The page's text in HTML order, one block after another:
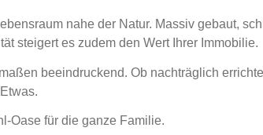
nahe der Natur. Massiv gebaut,
steigert es zudem den Wert Ihrer Immobilie.
beeindruckend. Ob nachträglich
Oase für die ganze Familie.